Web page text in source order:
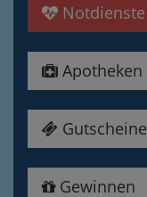
Notdienste
Apotheken
Gutscheine
Gewinnen